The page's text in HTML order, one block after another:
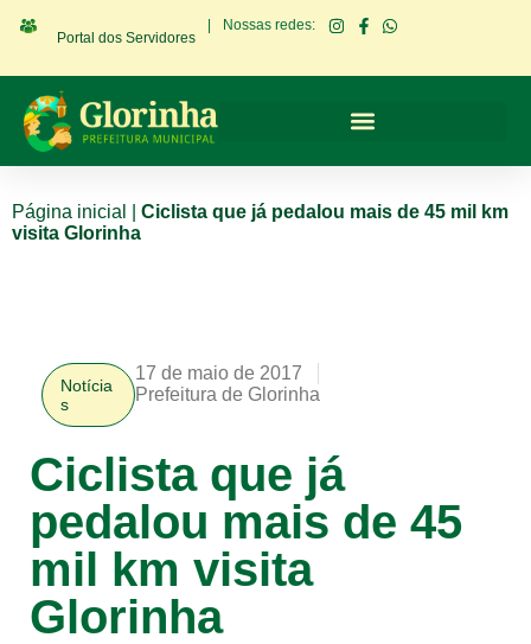
Portal dos Servidores
Nossas redes:
Página inicial
Ciclista que já pedalou mais de 45 mil km
visita Glorinha
Notícia
s
17 de maio de 2017
Prefeitura de Glorinha
Ciclista que já
pedalou mais de 45
mil km visita
Glorinha